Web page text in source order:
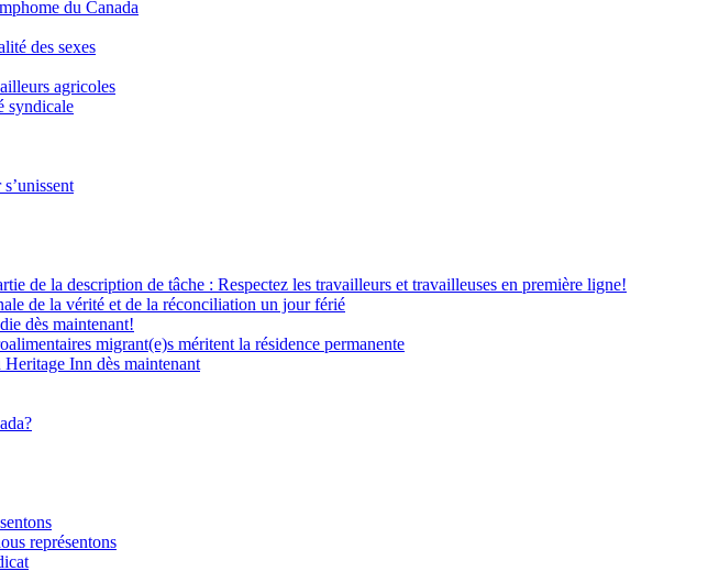
du Canada
des sexes
agricoles
syndicale
de la description de tâche : Respectez les travailleurs et travailleuses en première ligne!
de la vérité et de la réconciliation un jour férié
dès maintenant!
migrant(e)s méritent la résidence permanente
Inn dès maintenant
représentons